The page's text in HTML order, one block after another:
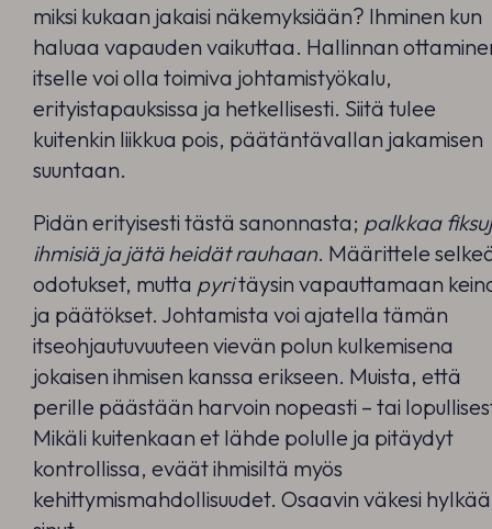
miksi kukaan jakaisi näkemyksiään? Ihminen kun
haluaa vapauden vaikuttaa. Hallinnan
itselle voi olla toimiva johtamistyökalu,
erityistapauksissa ja hetkellisesti. Siitä tulee
kuitenkin liikkua pois, päätäntävallan jakamisen
suuntaan.
Pidän erityisesti tästä sanonnasta; palkkaa
ihmisiä ja jätä heidät rauhaan. Määrittele
odotukset, mutta pyritäysin vapauttamaan
ja päätökset. Johtamista voi ajatella tämän
itseohjautuvuuteen vievän polun kulkemisena
jokaisen ihmisen kanssa erikseen. Muista, että
perille päästään harvoin nopeasti – tai
Mikäli kuitenkaan et lähde polulle ja pitäydyt
kontrollissa, eväät ihmisiltä myös
kehittymismahdollisuudet. Osaavin väkesi hylkää